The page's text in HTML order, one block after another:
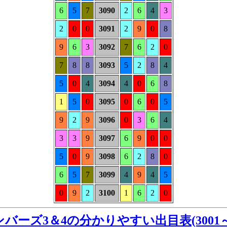
6 5 7 3090 2 6 4 3
2 0 0 3091 2 9 0 8
9 6 3 3092 7 6 2 0
7 8 8 3093 5 2 8 4
5 0 4 3094 4 0 6 8
1 5 0 3095 0 6 0 5
9 2 9 3096 0 3 6 4
3 3 9 3097 6 9 0 0
5 0 9 3098 6 2 8 0
6 5 7 3099 4 9 4 5
0 9 2 3100 1 6 2 0
ーズ3＆4の分かりやすい出目表(3001